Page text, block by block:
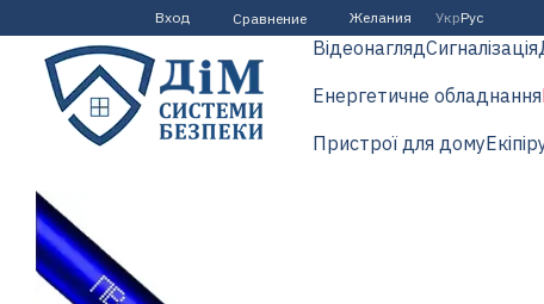
Перейти к основному контенту
Вход Сравнение Желания УкрРус
ВідеонаглядСигналізація
Енергетичне обладнання
Пристрої для дому